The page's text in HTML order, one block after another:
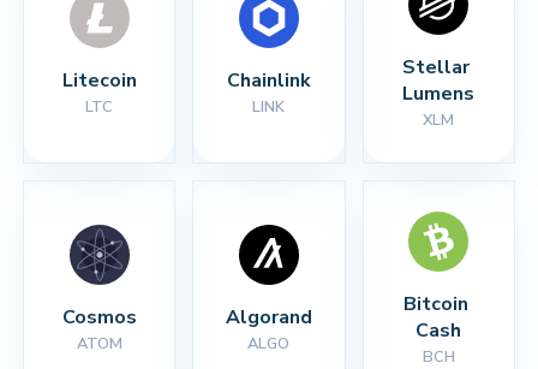
Litecoin
LTC
Chainlink
LINK
Stellar
Lumens
XLM
Cosmos
ATOM
Algorand
ALGO
Bitcoin
Cash
BCH